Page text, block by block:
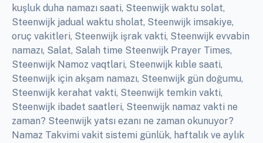
kuşluk duha namazı saati, Steenwijk waktu solat,
Steenwijk jadual waktu sholat, Steenwijk imsakiye,
oruç vakitleri, Steenwijk işrak vakti, Steenwijk evvabin
namazı, Salat, Salah time Steenwijk Prayer Times,
Steenwijk Namoz vaqtlari, Steenwijk kıble saati,
Steenwijk için akşam namazı, Steenwijk gün doğumu,
Steenwijk kerahat vakti, Steenwijk temkin vakti,
Steenwijk ibadet saatleri, Steenwijk namaz vakti ne
zaman? Steenwijk yatsı ezanı ne zaman okunuyor?
Namaz Takvimi vakit sistemi günlük, haftalık ve aylık